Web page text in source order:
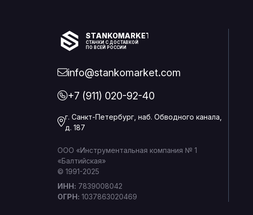
STANKOMARKET
СТАНКИ С ДОСТАВКОЙ
ПО ВСЕЙ РОССИИ
info@stankomarket.com
+7 (911) 020-92-40
г. Санкт-Петербург, наб. Обводного канала,
д. 187
ООО «Инструментальная компания № 1
«Балтийская»
© 1991-2025
ИНН: 7839008042
ОГРН: 1037863020469